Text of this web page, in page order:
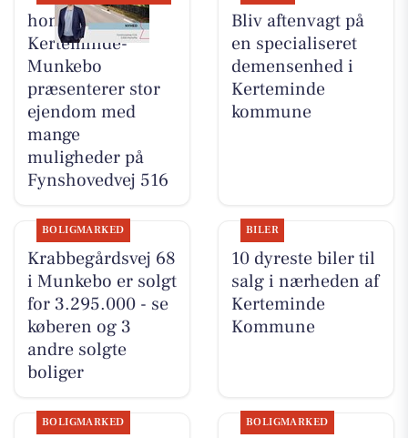
home
Kerteminde-
Munkebo
præsenterer stor
ejendom med
mange
muligheder på
Fynshovedvej 516
Bliv aftenvagt på
en specialiseret
demensenhed i
Kerteminde
kommune
BOLIGMARKED
Krabbegårdsvej 68
i Munkebo er solgt
for 3.295.000 - se
køberen og 3
andre solgte
boliger
BILER
10 dyreste biler til
salg i nærheden af
Kerteminde
Kommune
BOLIGMARKED BOLIGMARKED